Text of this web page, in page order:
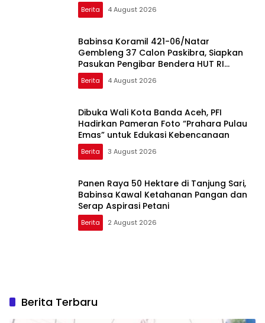
Berita 4 August 2026
Babinsa Koramil 421-06/Natar
Gembleng 37 Calon Paskibra, Siapkan
Pasukan Pengibar Bendera HUT RI
Tingkat Kecamatan
Berita 4 August 2026
Dibuka Wali Kota Banda Aceh, PFI
Hadirkan Pameran Foto “Prahara Pulau
Emas” untuk Edukasi Kebencanaan
Berita 3 August 2026
Panen Raya 50 Hektare di Tanjung Sari,
Babinsa Kawal Ketahanan Pangan dan
Serap Aspirasi Petani
Berita 2 August 2026
Berita Terbaru